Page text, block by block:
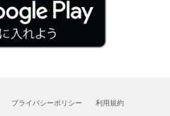
プライバシーポリシー 利用規約